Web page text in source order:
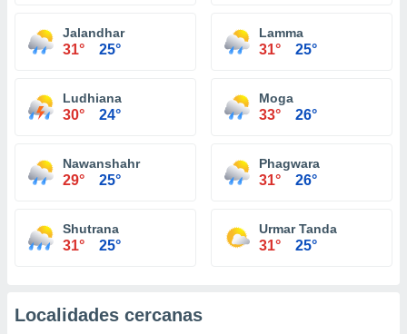
Jalandhar
31° 25°
Lamma
31° 25°
Ludhiana
30° 24°
Moga
33° 26°
Nawanshahr
29° 25°
Phagwara
31° 26°
Shutrana
31° 25°
Urmar Tanda
31° 25°
Localidades cercanas